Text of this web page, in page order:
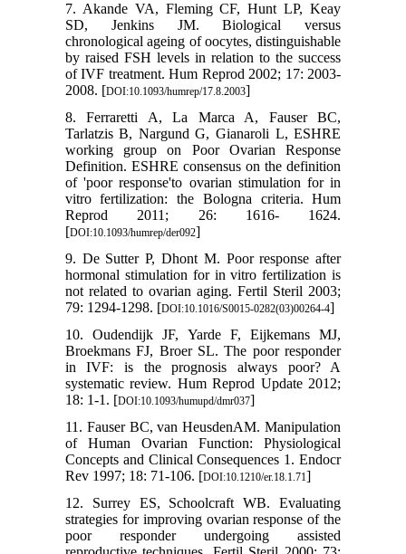
7. Akande VA, Fleming CF, Hunt LP, Keay
SD, Jenkins JM. Biological versus
chronological ageing of oocytes, distinguishable
by raised FSH levels in relation to the success
of IVF treatment. Hum Reprod 2002; 17: 2003-
2008. [DOI:10.1093/humrep/17.8.2003]
8. Ferraretti A, La Marca A, Fauser BC,
Tarlatzis B, Nargund G, Gianaroli L, ESHRE
working group on Poor Ovarian Response
Definition. ESHRE consensus on the definition
of 'poor response'to ovarian stimulation for in
vitro fertilization: the Bologna criteria. Hum
Reprod 2011; 26: 1616- 1624.
[DOI:10.1093/humrep/der092]
9. De Sutter P, Dhont M. Poor response after
hormonal stimulation for in vitro fertilization is
not related to ovarian aging. Fertil Steril 2003;
79: 1294-1298. [DOI:10.1016/S0015-0282(03)00264-4]
10. Oudendijk JF, Yarde F, Eijkemans MJ,
Broekmans FJ, Broer SL. The poor responder
in IVF: is the prognosis always poor? A
systematic review. Hum Reprod Update 2012;
18: 1-1. [DOI:10.1093/humupd/dmr037]
11. Fauser BC, van HeusdenAM. Manipulation
of Human Ovarian Function: Physiological
Concepts and Clinical Consequences 1. Endocr
Rev 1997; 18: 71-106. [DOI:10.1210/er.18.1.71]
12. Surrey ES, Schoolcraft WB. Evaluating
strategies for improving ovarian response of the
poor responder undergoing assisted